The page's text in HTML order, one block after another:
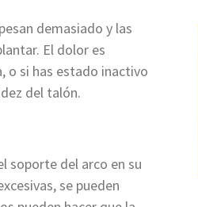
demasiado y las
El dolor es
o si has estado inactivo
del talón.
soporte del arco en su
se pueden